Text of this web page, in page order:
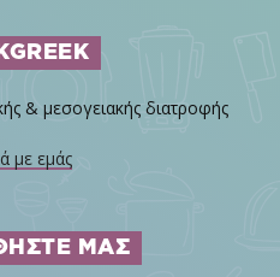
& μεσογειακής διατροφής
με εμάς
ΜΑΣ